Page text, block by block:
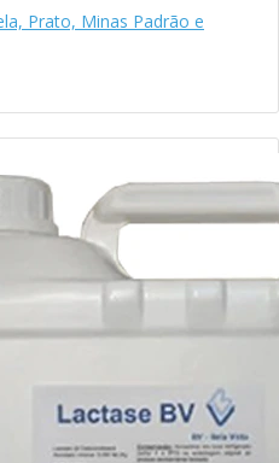
Prato, Minas Padrão e